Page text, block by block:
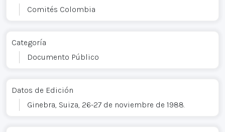
Comités Colombia
Categoría
Documento Público
Datos de Edición
Ginebra, Suiza, 26-27 de noviembre de 1988.